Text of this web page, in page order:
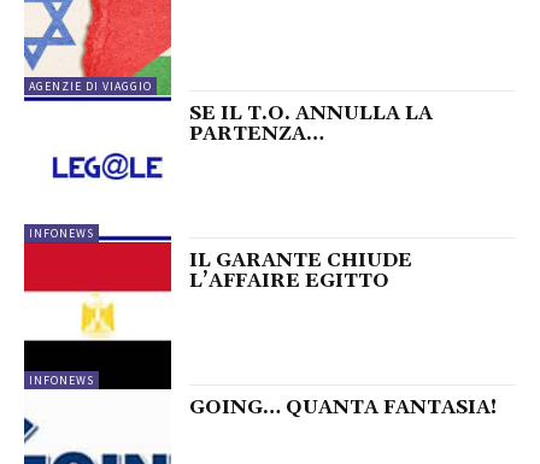
AGENZIE DI VIAGGIO
INFONEWS
SE IL T.O. ANNULLA LA
PARTENZA…
INFONEWS
IL GARANTE CHIUDE
L’AFFAIRE EGITTO
GOING… QUANTA FANTASIA!